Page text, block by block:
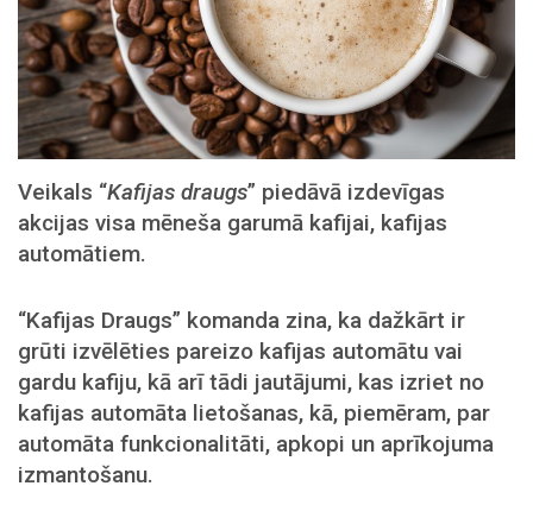
Veikals “Kafijas draugs” piedāvā izdevīgas
akcijas visa mēneša garumā kafijai, kafijas
automātiem.
“Kafijas Draugs” komanda zina, ka dažkārt ir
grūti izvēlēties pareizo kafijas automātu vai
gardu kafiju, kā arī tādi jautājumi, kas izriet no
kafijas automāta lietošanas, kā, piemēram, par
automāta funkcionalitāti, apkopi un aprīkojuma
izmantošanu.